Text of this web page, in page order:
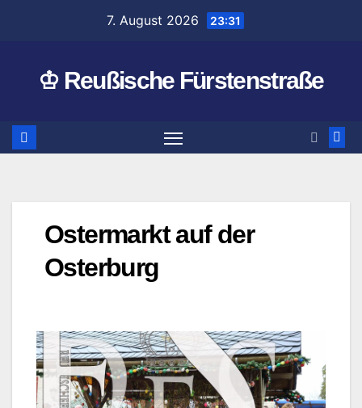
7. August 2026 23:31
♔ Reußische Fürstenstraße
Ostermarkt auf der
Osterburg